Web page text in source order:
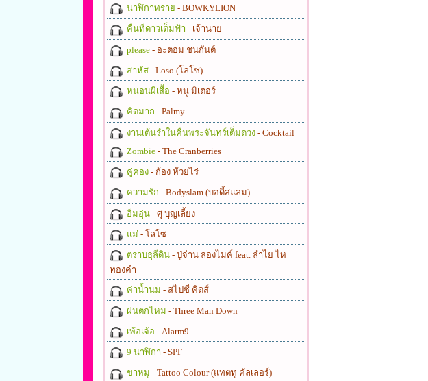
นาฬิกาทราย - BOWKYLION
คืนที่ดาวเต็มฟ้า - เจ้านาย
please - อะตอม ชนกันต์
สาหัส - Loso (โลโซ)
หนอนผีเสื้อ - หนู มิเตอร์
คิดมาก - Palmy
งานเต้นรำในคืนพระจันทร์เต็มดวง - Cocktail
Zombie - The Cranberries
คู่คอง - ก้อง ห้วยไร่
ความรัก - Bodyslam (บอดี้สแลม)
อิ่มอุ่น - ศุ บุญเลี้ยง
แม่ - โลโซ
ตราบธุลีดิน - ปู่จ๋าน ลองไมค์ feat. ลำไย ไห
ทองคำ
ค่าน้ำนม - สไปซี่ คิดส์
ฝนตกไหม - Three Man Down
เพ้อเจ้อ - Alarm9
9 นาฬิกา - SPF
ขาหมู - Tattoo Colour (แทตทู คัลเลอร์)